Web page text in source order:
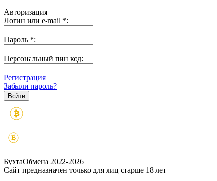
Авторизация
Логин или e-mail *:
Пароль *:
Персональный пин код:
Регистрация
Забыли пароль?
БухтаОбмена 2022-2026
Сайт предназначен только для лиц старше 18 лет